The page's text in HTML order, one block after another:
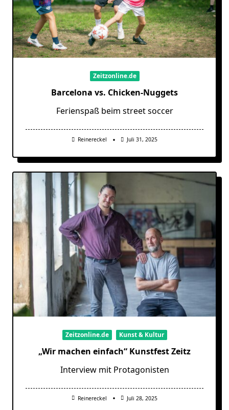
Zeitzonline.de
Barcelona vs. Chicken-Nuggets
Ferienspaß beim street soccer
Reinereckel Juli 31, 2025
Zeitzonline.de Kunst & Kultur
„Wir machen einfach“ Kunstfest Zeitz
Interview mit Protagonisten
Reinereckel Juli 28, 2025